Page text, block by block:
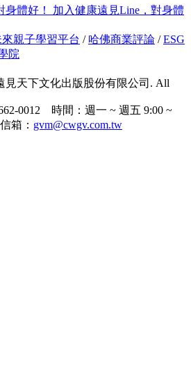
加入健康遠見Line，對身體
來親子學習平台 / 哈佛商業評論 /ESG
院
見天下文化出版股份有限公司. All
0012 時間：週一 ~ 週五 9:00 ~
箱： gvm@cwgv.com.tw